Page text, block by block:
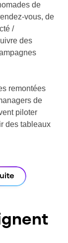
de
vous, de
/
des
remontées
de
piloter
des tableaux